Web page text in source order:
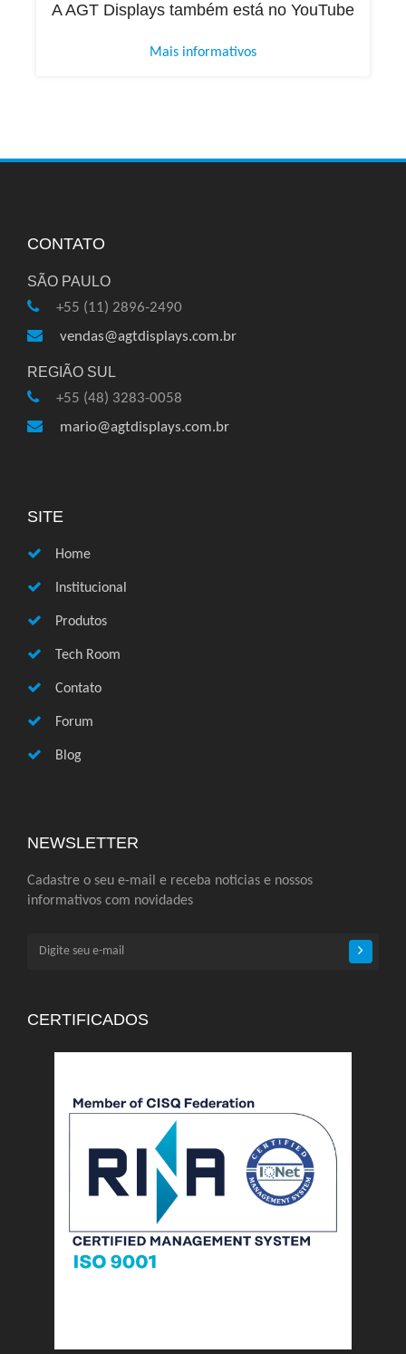
A AGT Displays também está no YouTube
Mais informativos
CONTATO
SÃO PAULO
+55 (11) 2896-2490
vendas@agtdisplays.com.br
REGIÃO SUL
+55 (48) 3283-0058
mario@agtdisplays.com.br
SITE
Home
Institucional
Produtos
Tech Room
Contato
Forum
Blog
NEWSLETTER
Cadastre o seu e-mail e receba noticias e nossos
informativos com novidades
CERTIFICADOS